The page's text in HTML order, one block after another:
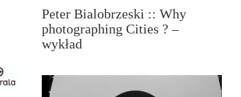
Peter Bialobrzeski :: Why
photographing Cities ? –
wykład